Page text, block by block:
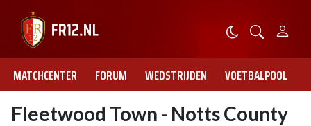
MATCHCENTER FORUM WEDSTRIJDEN VOETBALPOOL
Fleetwood Town - Notts County